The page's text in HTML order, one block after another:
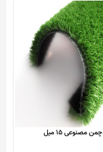
چمن مصنوعی 15 میل